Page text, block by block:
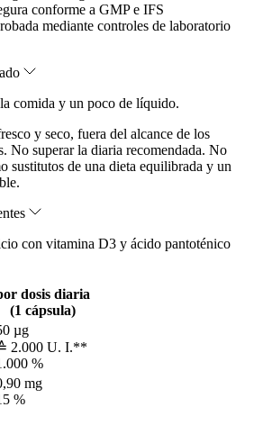
conforme a GMP e IFS
mediante controles de laboratorio
comida y un poco de líquido.
y seco, fuera del alcance de los
No superar la diaria recomendada. No
sustitutos de una dieta equilibrada y un
con vitamina D3 y ácido pantoténico
dosis diaria
(1 cápsula)
µg
2.000 U. I.**
%
mg
%